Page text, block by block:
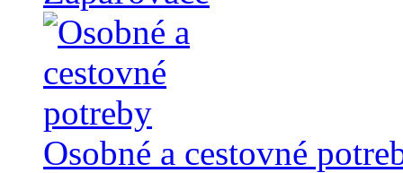
Osobné a cestovné